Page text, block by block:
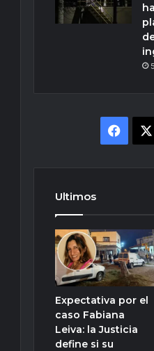
Ultimos
Expectativa por el
caso Fabiana
Leiva: la Justicia
define si su